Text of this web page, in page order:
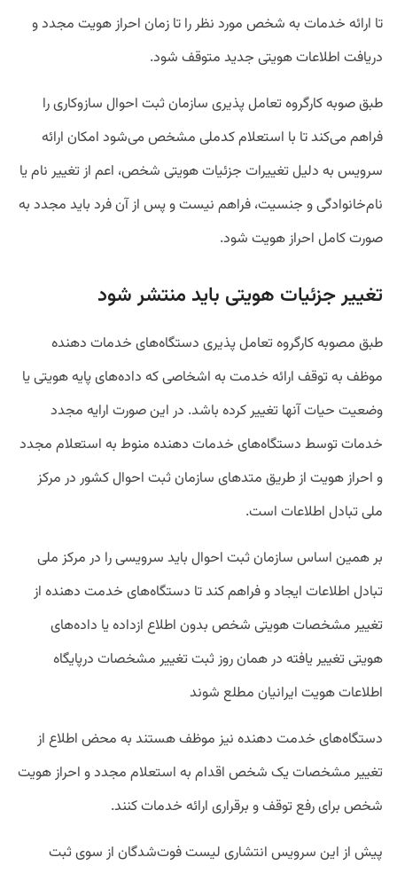
تا ارائه خدمات به شخص مورد نظر را تا زمان احراز هویت مجدد و
دریافت اطلاعات هویتی جدید متوقف شود.
طبق صوبه کارگروه تعامل پذیری سازمان ثبت احوال سازوکاری را
فراهم می‌کند تا با استعلام کدملی مشخص می‌شود امکان ارائه
سرویس به دلیل تغییرات جزئیات هویتی شخص، اعم از تغییر نام یا
نام‌خانوادگی و جنسیت، فراهم نیست و پس از آن فرد باید مجدد به
صورت کامل احراز هویت شود.
تغییر جزئیات هویتی باید منتشر شود
طبق مصوبه کارگروه تعامل پذیری دستگاه‌های خدمات دهنده
موظف به توقف ارائه خدمت به اشخاصی که داده‌های پایه هویتی یا
وضعیت حیات آنها تغییر کرده باشد. در این صورت ارایه مجدد
خدمات توسط دستگاه‌های خدمات دهنده منوط به استعلام مجدد
و احراز هویت از طریق متدهای سازمان ثبت احوال کشور در مرکز
ملی تبادل اطلاعات است.
بر همین اساس سازمان ثبت احوال باید سرویسی را در مرکز ملی
تبادل اطلاعات ایجاد و فراهم کند تا دستگاه‌های خدمت دهنده از
تغییر مشخصات هویتی شخص بدون اطلاع ازداده یا داده‌های
هویتی تغییر یافته در همان روز ثبت تغییر مشخصات درپایگاه
اطلاعات هویت ایرانیان مطلع شوند
دستگاه‌های خدمت دهنده نیز موظف هستند به محض اطلاع از
تغییر مشخصات یک شخص اقدام به استعلام مجدد و احراز هویت
شخص برای رفع توقف و برقراری ارائه خدمات کنند.
پیش از این سرویس انتشاری لیست فوت‌شدگان از سوی ثبت